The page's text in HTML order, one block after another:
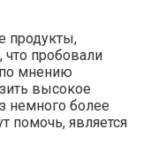
продукты,
что пробовали
по мнению
высокое
немного более
помочь, является